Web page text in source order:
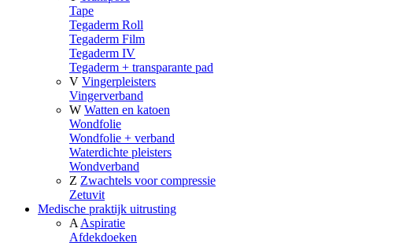
Tape
Tegaderm Roll
Tegaderm Film
Tegaderm IV
Tegaderm + transparante pad
V Vingerpleisters
Vingerverband
W Watten en katoen
Wondfolie
Wondfolie + verband
Waterdichte pleisters
Wondverband
Z Zwachtels voor compressie
Zetuvit
Medische praktijk uitrusting
A Aspiratie
Afdekdoeken